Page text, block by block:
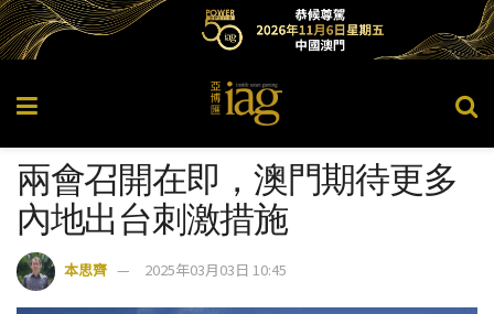
兩會召開在即，澳門期待更多
內地出台刺激措施
本思齊 2025年03月03日 10:45